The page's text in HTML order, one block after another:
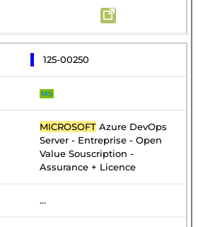
125-00250
MS
MICROSOFT Azure DevOps
Server - Entreprise - Open
Value Souscription -
Assurance + Licence
...